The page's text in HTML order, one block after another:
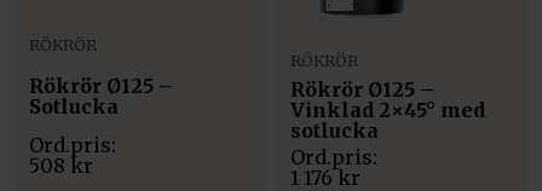
RÖKRÖR
Rökrör Ø125 –
Sotlucka
508 kr
RÖKRÖR
Rökrör Ø125 –
Vinklad 2×45° med
sotlucka
1 176kr